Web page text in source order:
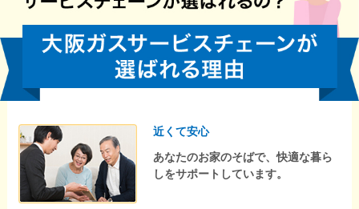
近くて安心
あなたのお家のそばで、快適な暮ら
しをサポートしています。